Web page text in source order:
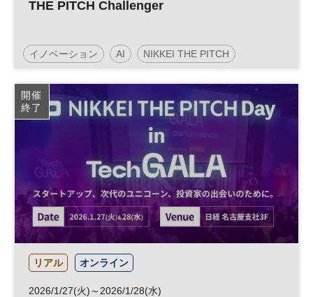
THE PITCH Challenger
イノベーション AI NIKKEI THE PITCH
事業創造 経営戦略 スタートアップ 新規事業
DX 参加無料 オープンイノベーション
開催
終了
リアル オンライン
2026/1/27(火)～2026/1/28(水)